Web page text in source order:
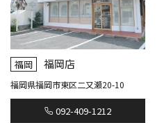
福岡 福岡店
福岡県福岡市東区二又瀬20-10
092-409-1212